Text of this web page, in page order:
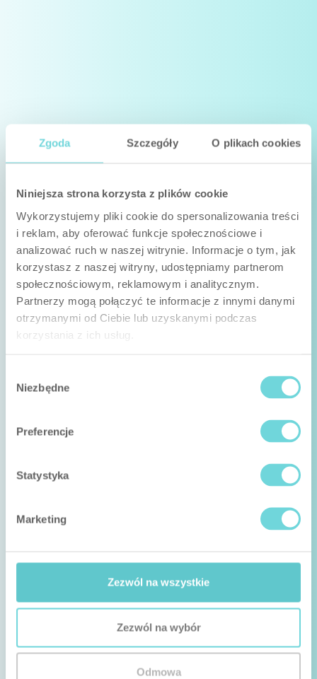
Zgoda Szczegóły O plikach cookies
Niniejsza strona korzysta z plików cookie
Wykorzystujemy pliki cookie do spersonalizowania treści
i reklam, aby oferować funkcje społecznościowe i
analizować ruch w naszej witrynie. Informacje o tym, jak
korzystasz z naszej witryny, udostępniamy partnerom
społecznościowym, reklamowym i analitycznym.
Partnerzy mogą połączyć te informacje z innymi danymi
otrzymanymi od Ciebie lub uzyskanymi podczas
korzystania z ich usług.
zgody
Niezbędne
Preferencje
Statystyka
Marketing
Zezwól na wszystkie
Zezwól na wybór
Odmowa